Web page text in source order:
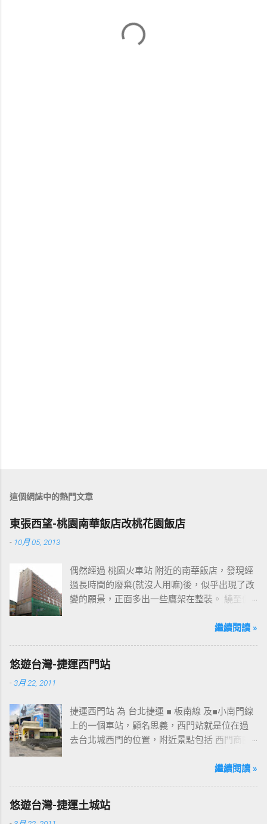
這個網誌中的熱門文章
東張西望-桃園南華飯店改桃花園飯店
- 10月 05, 2013
偶然經過 桃園火車站 附近的南華飯店，發現經
過長時間的廢棄(就沒人用嘛)後，似乎出現了改
變的願景，正面多出一些鷹架在整裝。 繞至側
桃園的民眾又有一個聚餐旅遊的好去處囉!!但今
趴走將持續為讀者們追蹤其動態消息，請各位
開始期待開幕日的來臨吧！ 南華飯店施工中現
繼續閱讀 »
悠遊台灣-捷運西門站
-3月 22, 2011
捷運西門站 為 台北捷運 ■ 板南線 及■小南門線
上的一個車站，顧名思義，西門站就是位在過
去台北城西門的位置，附近景點包括 西門商圈
圖中的六號出口，因位處 西門商圈 之入口，成
等候的標的物，也是是最容易堵塞的出口。 捷
運西門站六號出口&西門町商圈 板南線上車站 [
繼續閱讀 »
悠遊台灣-捷運土城站